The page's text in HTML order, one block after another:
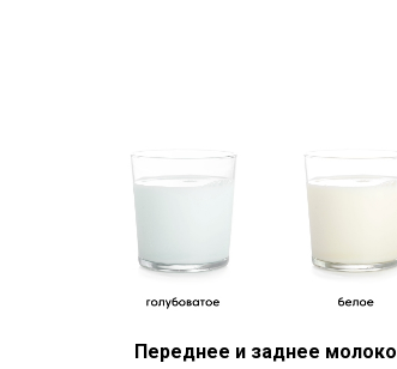
Переднее и заднее молоко